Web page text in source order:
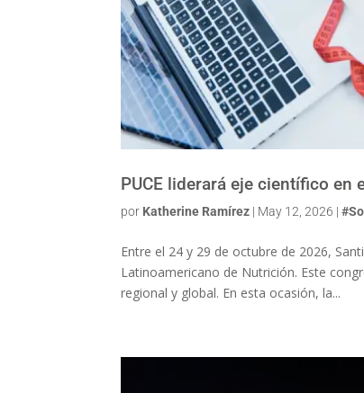
PUCE liderará eje científico
por Katherine Ramírez | May 12, 2026 |
Entre el 24 y 29 de octubre de 2026,
Latinoamericano de Nutrición. Este
regional y global. En esta ocasión, la...